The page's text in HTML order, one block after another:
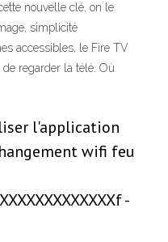
nouvelle clé, on le
simplicité
accessibles, le Fire TV
regarder la télé. Où
l'application
wifi feu
-